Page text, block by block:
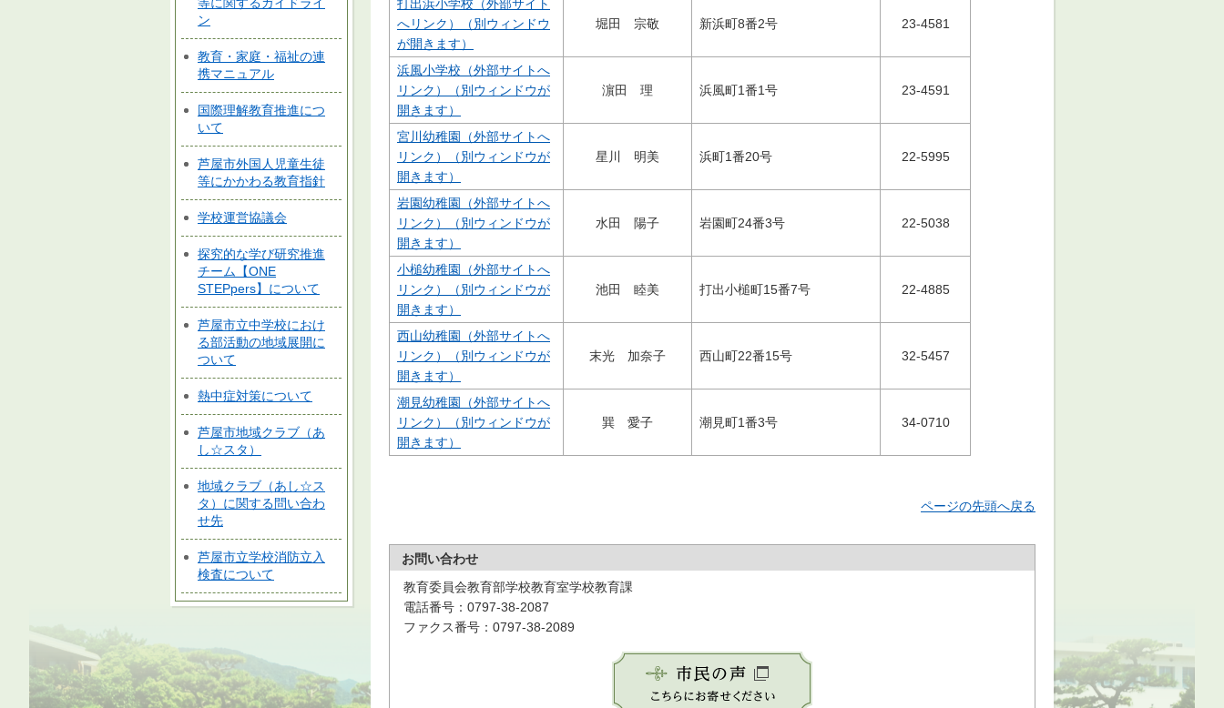
ン
教育・家庭・福祉の連
携マニュアル
国際理解教育推進につ
いて
芦屋市外国人児童生徒
等にかかわる教育指針
学校運営協議会
探究的な学び研究推進
チーム【ONE
STEPpers】について
芦屋市立中学校におけ
る部活動の地域展開に
ついて
熱中症対策について
芦屋市地域クラブ（あ
し☆スタ）
地域クラブ（あし☆ス
タ）に関する問い合わ
せ先
芦屋市立学校消防立入
検査について
打出浜小学校（外部サイト
へリンク）（別ウィンドウ
が開きます）
堀田 宗敬 新浜町8番2号 23-4581
浜風小学校（外部サイトへ
リンク）（別ウィンドウが
開きます）
濵田 理 浜風町1番1号 23-4591
宮川幼稚園（外部サイトへ
リンク）（別ウィンドウが
開きます）
星川 明美 浜町1番20号 22-5995
岩園幼稚園（外部サイトへ
リンク）（別ウィンドウが
開きます）
水田 陽子 岩園町24番3号 22-5038
小槌幼稚園（外部サイトへ
リンク）（別ウィンドウが
開きます）
池田 睦美 打出小槌町15番7号 22-4885
西山幼稚園（外部サイトへ
リンク）（別ウィンドウが
開きます）
末光 加奈子 西山町22番15号 32-5457
潮見幼稚園（外部サイトへ
リンク）（別ウィンドウが
開きます）
巽 愛子 潮見町1番3号 34-0710
ページの先頭へ戻る
お問い合わせ
教育委員会教育部学校教育室学校教育課
電話番号：0797-38-2087
ファクス番号：0797-38-2089